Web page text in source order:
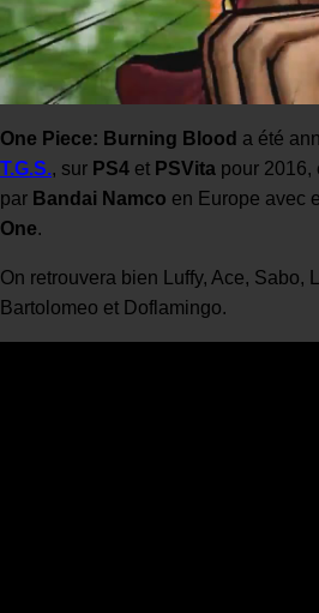
One Piece: Burning Blood a été
T.G.S., sur PS4 et PSVita pour 2016,
par Bandai Namco en Europe avec
One.
On retrouvera bien Luffy, Ace, Sabo,
Bartolomeo et Doflamingo.